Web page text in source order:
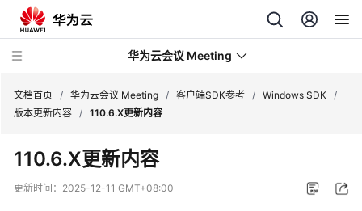
华为云会议 Meeting
新
动
文档首页 / 华为云会议 Meeting / 客户端SDK参考 / Windows SDK /
版本更新内容 / 110.6.X更新内容
110.6.X更新内容
更新时间： 2025-12-11 GMT+08:00